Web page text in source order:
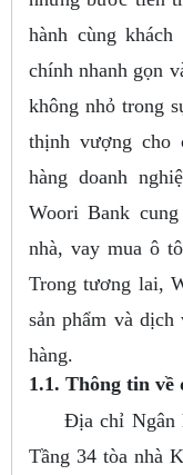
hành cùng
chính nhanh gọn
không nhỏ trong
thịnh vượng cho
hàng doanh
Woori Bank
nhà, vay mua ô
Trong tương lai,
sản phẩm và
hàng.
1.1. Thông tin về
Địa chỉ Ngân
Tầng 34 tòa nhà